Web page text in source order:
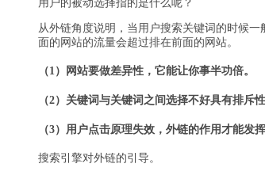
用户的被动选择指的是什么呢？
从外链角度说明，当用户搜索关键词的时候
面的网站的流量会超过排在前面的网站。
（1）网站要做差异性，它能让你事半功倍。
（2）关键词与关键词之间选择不好具有排斥性
（3）用户点击原理失效，外链的作用才能发
搜索引擎对外链的引导。